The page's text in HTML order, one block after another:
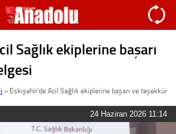
Sağlık ekiplerine başarı
» Eskişehir'de Acil Sağlık ekiplerine başarı ve teşekkür
24 Haziran 2026 11:14